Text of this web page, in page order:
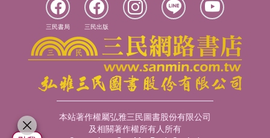
三民書局 三民出版
本站著作權屬弘雅三民圖書股份有限公司
及相關著作權所有人所有